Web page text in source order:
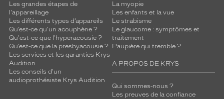
Les grandes étapes de
l'appareillage
Les différents types d’appareils
Qu’est-ce qu'un acouphène ?
Qu'est-ce que l'hyperacousie ?
Qu’est-ce que la presbyacousie ?
Les services et les garanties Krys
Audition
Les conseils d'un
audioprothésiste Krys Audition
La myopie
Les enfants et la vue
Le strabisme
Le glaucome : symptômes et
traitement
Paupière qui tremble ?
A PROPOS DE KRYS
Qui sommes-nous ?
Les preuves de la confiance